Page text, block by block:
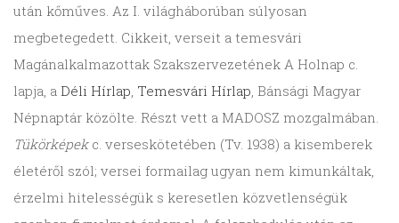
után kőműves. Az I. világháborúban súlyosan
megbetegedett. Cikkeit, verseit a temesvári
Magánalkalmazottak Szakszervezetének A Holnap c.
lapja, a Déli Hírlap, Temesvári Hírlap, Bánsági Magyar
Népnaptár közölte. Részt vett a MADOSZ mozgalmában.
Tükörképekc. verseskötetében (Tv. 1938) a kisemberek
életéről szól; versei formailag ugyan nem kimunkáltak,
érzelmi hitelességük s keresetlen közvetlenségük